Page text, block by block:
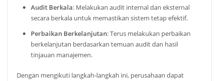
Audit Berkala: Melakukan audit internal dan eksternal
secara berkala untuk memastikan sistem tetap efektif.
Perbaikan Berkelanjutan: Terus melakukan perbaikan
berkelanjutan berdasarkan temuan audit dan hasil
tinjauan manajemen.
Dengan mengikuti langkah-langkah ini, perusahaan dapat